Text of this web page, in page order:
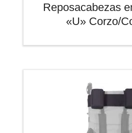
Reposacabezas
«U» Corzo/